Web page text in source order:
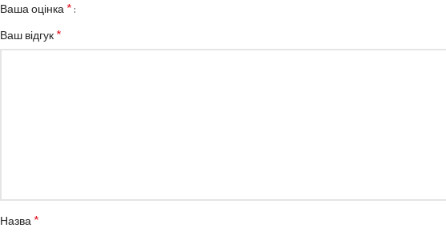
Ваша оцінка *
Ваш відгук *
Назва *